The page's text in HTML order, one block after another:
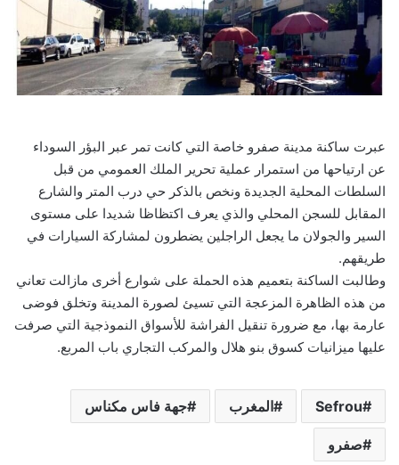
عبرت ساكنة مدينة صفرو خاصة التي كانت تمر عبر البؤر السوداء
عن ارتياحها من استمرار عملية تحرير الملك العمومي من قبل
السلطات المحلية الجديدة ونخص بالذكر حي درب المتر والشارع
المقابل للسجن المحلي والذي يعرف اكتظاظا شديدا على مستوى
السير والجولان ما يجعل الراجلين يضطرون لمشاركة السيارات في
طريقهم.
وطالبت الساكنة بتعميم هذه الحملة على شوارع أخرى مازالت تعاني
من هذه الظاهرة المزعجة التي تسيئ لصورة المدينة وتخلق فوضى
عارمة بها، مع ضرورة تنقيل الفراشة للأسواق النموذجية التي صرفت
عليها ميزانيات كسوق بنو هلال والمركب التجاري باب المربع.
Sefrou المغرب جهة فاس مكناس
صفرو